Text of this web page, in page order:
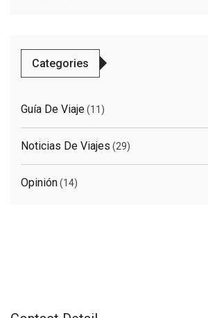
Categories
Guía De Viaje(11)
Noticias De Viajes (29)
Opinión(14)